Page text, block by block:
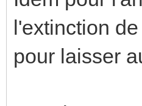
l'extinction
pour laisser